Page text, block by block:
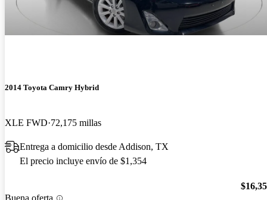
2014 Toyota Camry Hybrid
XLE FWD 72,175 millas
Entrega a domicilio desde Addison, TX
El precio incluye envío de $1,354